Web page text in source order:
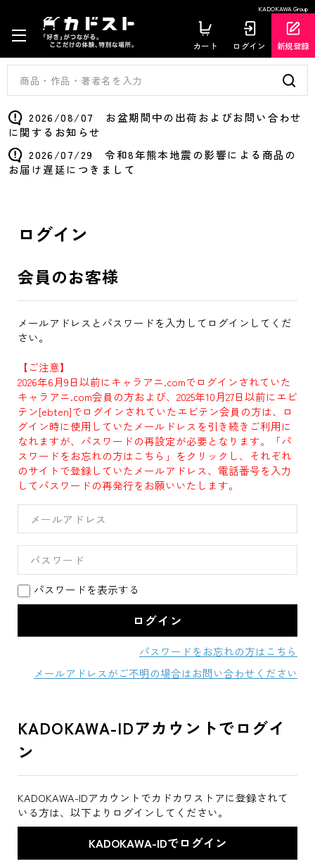
KADOKAWA Group
カート ログイン 新規登録
2026/08/07 お盆期間中の出荷およびお問い合わせ
に関するお知らせ
2026/07/29 令和8年熊本地震の影響による商品の
お届け遅延につきまして
ログイン
会員のお客様
メールアドレスとパスワードを入力してログインしてくだ
さい。
【ご注意】
2026年6月9日以前にキャラアニ.comでログインされていた
キャラアニ.com会員の方および、2025年10月27日以前にエビ
テン[ebten]でログインされていたエビテン会員の方は、ロ
グイン時に使用していたメールドレスを引き続きご利用に
なれますが、パスワードの再設定が必要となります。「パ
スワードをお忘れの方はこちら」をクリックし、それぞれ
のサイトで登録していたメールアドレス、電話番号を入力
してパスワードの再発行をお願いいたします。
パスワードを表示する
パスワードをお忘れの方はこちら
メールアドレスがご不明の場合はお問い合わせください
KADOKAWA-IDアカウントでログイ
ン
KADOKAWA-IDアカウントでカドカワストアに登録されて
いる方は、以下よりログインしてください。